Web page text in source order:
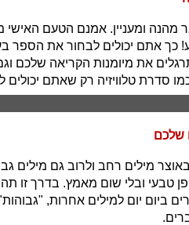
מהנה ומעניין. אמנם הטעם
כך אתם יכולים לבחור את הספר
את מיומנות הקריאה שלכם
סדרת טלוויזיה רק שאתם
שלכם
מילים רחב ולרוב גם מילים
טבעי ובלי שום מאמץ. בדרך זו
ביום יום למילים אחרות,